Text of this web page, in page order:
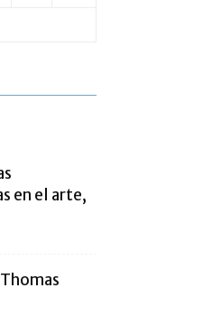
en el arte,